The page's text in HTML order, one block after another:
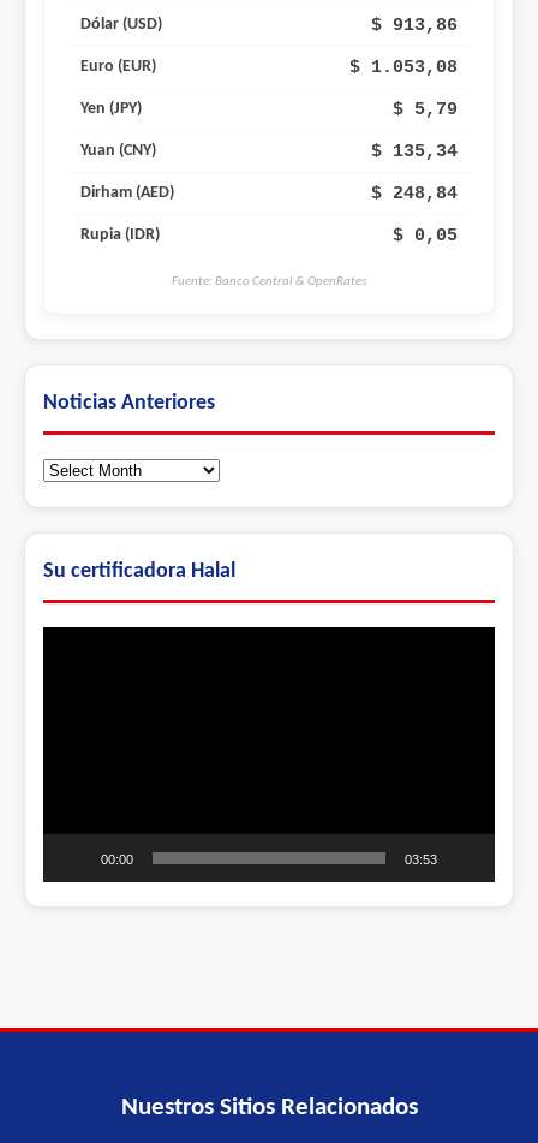
Dólar (USD) $ 913,86
Euro (EUR) $ 1.053,08
Yen (JPY) $ 5,79
Yuan (CNY) $ 135,34
Dirham (AED) $ 248,84
Rupia (IDR) $ 0,05
Fuente: Banco Central & OpenRates
Noticias Anteriores
Noticias
Su certificadora Halal
00:00 03:53
Nuestros Sitios Relacionados